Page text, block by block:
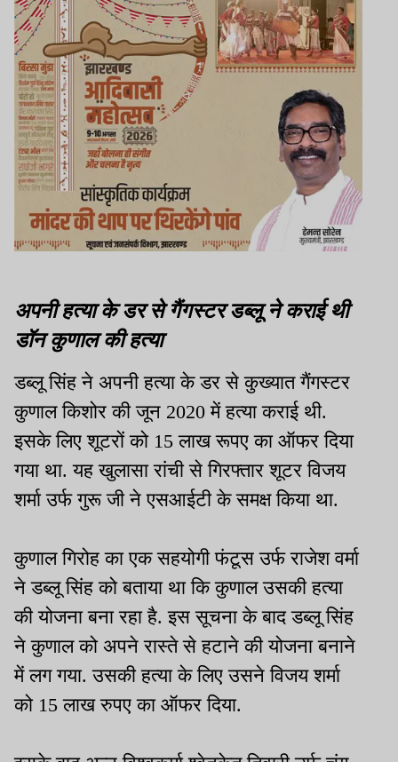
अपनी हत्या के डर से गैंगस्टर डब्लू ने कराई थी
डॉन कुणाल की हत्या
डब्लू सिंह ने अपनी हत्या के डर से कुख्यात गैंगस्टर
कुणाल किशोर की जून 2020 में हत्या कराई थी.
इसके लिए शूटरों को 15 लाख रूपए का ऑफर दिया
गया था. यह खुलासा रांची से गिरफ्तार शूटर विजय
शर्मा उर्फ गुरू जी ने एसआईटी के समक्ष किया था.
कुणाल गिरोह का एक सहयोगी फंटूस उर्फ राजेश वर्मा
ने डब्लू सिंह को बताया था कि कुणाल उसकी हत्या
की योजना बना रहा है. इस सूचना के बाद डब्लू सिंह
ने कुणाल को अपने रास्ते से हटाने की योजना बनाने
में लग गया. उसकी हत्या के लिए उसने विजय शर्मा
को 15 लाख रुपए का ऑफर दिया.